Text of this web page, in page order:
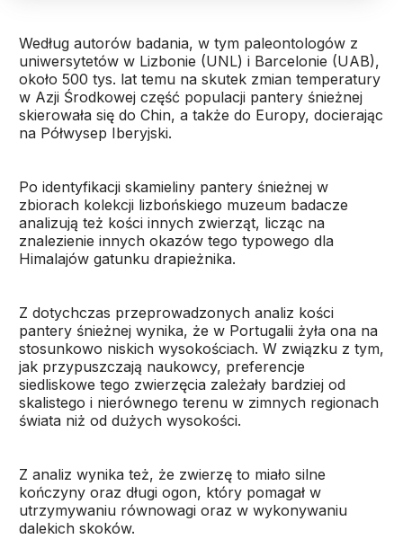
Według autorów badania, w tym paleontologów z
uniwersytetów w Lizbonie (UNL) i Barcelonie (UAB),
około 500 tys. lat temu na skutek zmian temperatury
w Azji Środkowej część populacji pantery śnieżnej
skierowała się do Chin, a także do Europy, docierając
na Półwysep Iberyjski.
Po identyfikacji skamieliny pantery śnieżnej w
zbiorach kolekcji lizbońskiego muzeum badacze
analizują też kości innych zwierząt, licząc na
znalezienie innych okazów tego typowego dla
Himalajów gatunku drapieżnika.
Z dotychczas przeprowadzonych analiz kości
pantery śnieżnej wynika, że w Portugalii żyła ona na
stosunkowo niskich wysokościach. W związku z tym,
jak przypuszczają naukowcy, preferencje
siedliskowe tego zwierzęcia zależały bardziej od
skalistego i nierównego terenu w zimnych regionach
świata niż od dużych wysokości.
Z analiz wynika też, że zwierzę to miało silne
kończyny oraz długi ogon, który pomagał w
utrzymywaniu równowagi oraz w wykonywaniu
dalekich skoków.